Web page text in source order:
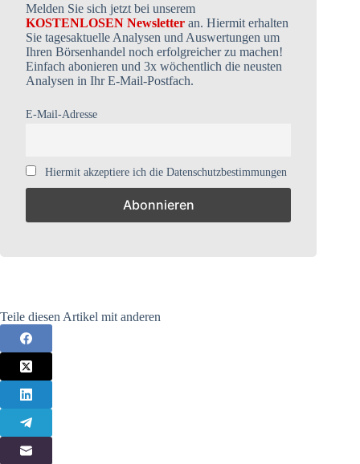
Melden Sie sich jetzt bei unserem
KOSTENLOSEN Newsletter an. Hiermit erhalten
Sie tagesaktuelle Analysen und Auswertungen um
Ihren Börsenhandel noch erfolgreicher zu machen!
Einfach abonieren und 3x wöchentlich die neusten
Analysen in Ihr E-Mail-Postfach.
E-Mail-Adresse
Hiermit akzeptiere ich die Datenschutzbestimmungen
Teile diesen Artikel mit anderen